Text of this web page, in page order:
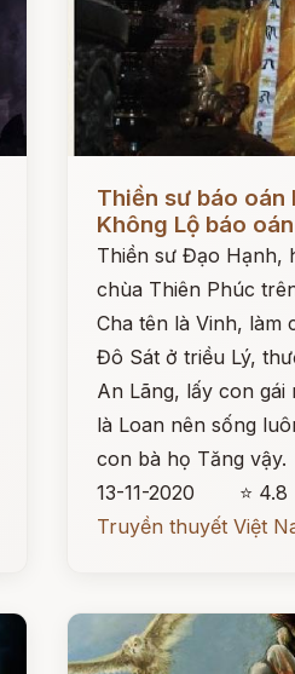
Đọc ngay
Thiền sư báo oán
Không Lộ báo oán
Thiền sư Đạo Hạnh,
chùa Thiên Phúc
Cha tên là Vinh, làm
Đô Sát ở triều Lý,
An Lãng, lấy con gái
là Loan nên sống
con bà họ Tăng vậy.
13-11-2020
⭐ 4.8
Truyền thuyết Việt